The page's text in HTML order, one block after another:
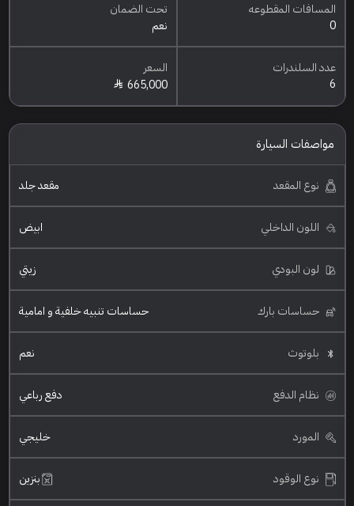
المسافات المقطوعه
0
تحت الضمان
نعم
عدد السلندرات
6
السعر
665,000
مواصفات السيارة
نوع المقعد مقعد جلد
اللون الداخلي ابيض
لون البودي زيتي
حساسات بارك حساسات تنبيه خلفية و امامية
بلوتوث نعم
نظام الدفع دفع رباعي
المورد خليجي
نوع الوقود بنزين